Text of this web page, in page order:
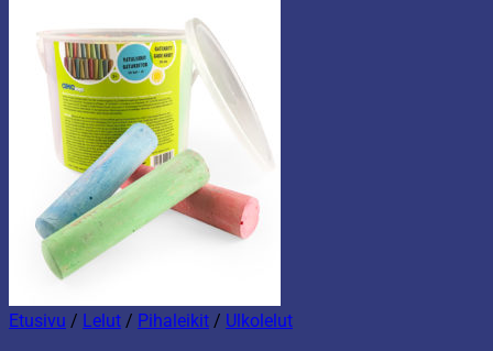
Etusivu / Lelut / Pihaleikit / Ulkolelut